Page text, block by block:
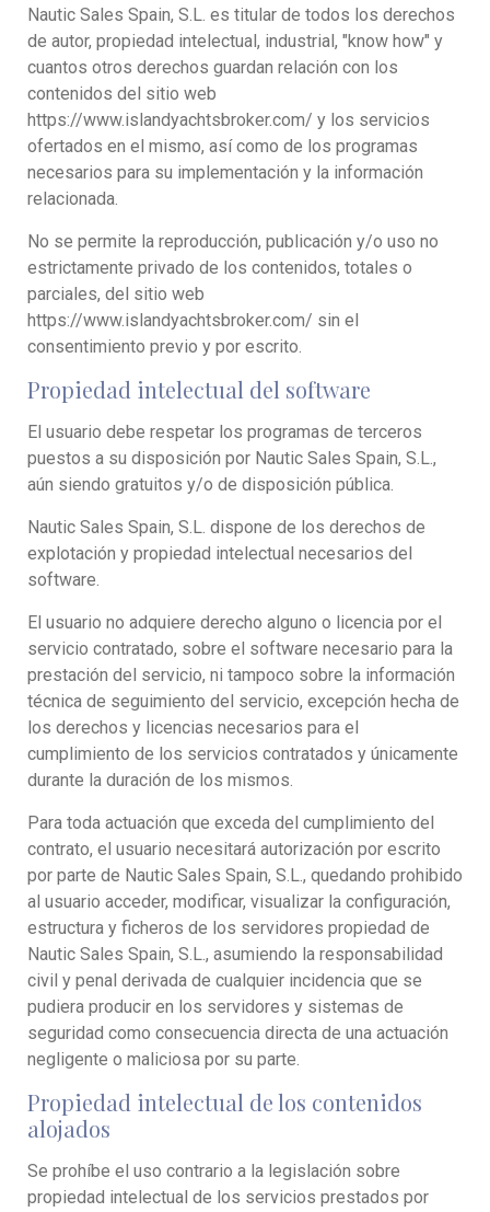
Nautic Sales Spain, S.L. es titular de todos los derechos
de autor, propiedad intelectual, industrial, "know how" y
cuantos otros derechos guardan relación con los
contenidos del sitio web
https://www.islandyachtsbroker.com/ y los servicios
ofertados en el mismo, así como de los programas
necesarios para su implementación y la información
relacionada.
No se permite la reproducción, publicación y/o uso no
estrictamente privado de los contenidos, totales o
parciales, del sitio web
https://www.islandyachtsbroker.com/ sin el
consentimiento previo y por escrito.
Propiedad intelectual del software
El usuario debe respetar los programas de terceros
puestos a su disposición por Nautic Sales Spain, S.L.,
aún siendo gratuitos y/o de disposición pública.
Nautic Sales Spain, S.L. dispone de los derechos de
explotación y propiedad intelectual necesarios del
software.
El usuario no adquiere derecho alguno o licencia por el
servicio contratado, sobre el software necesario para la
prestación del servicio, ni tampoco sobre la información
técnica de seguimiento del servicio, excepción hecha de
los derechos y licencias necesarios para el
cumplimiento de los servicios contratados y únicamente
durante la duración de los mismos.
Para toda actuación que exceda del cumplimiento del
contrato, el usuario necesitará autorización por escrito
por parte de Nautic Sales Spain, S.L., quedando prohibido
al usuario acceder, modificar, visualizar la configuración,
estructura y ficheros de los servidores propiedad de
Nautic Sales Spain, S.L., asumiendo la responsabilidad
civil y penal derivada de cualquier incidencia que se
pudiera producir en los servidores y sistemas de
seguridad como consecuencia directa de una actuación
negligente o maliciosa por su parte.
Propiedad intelectual de los contenidos
alojados
Se prohíbe el uso contrario a la legislación sobre
propiedad intelectual de los servicios prestados por